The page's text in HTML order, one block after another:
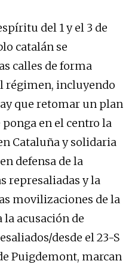
del 1 y el 3 de
catalán se
calles de forma
régimen, incluyendo
que retomar un plan
en el centro la
Cataluña y solidaria
defensa de la
represaliadas y la
movilizaciones de la
la acusación de
desde el 23-S
Puigdemont, marcan